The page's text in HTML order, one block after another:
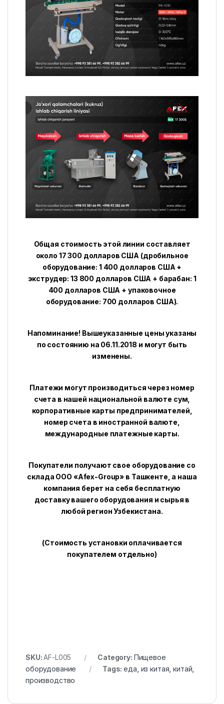
Общая стоимость этой линии составляет
около 17 300 долларов США (дробильное
оборудование: 1 400 долларов США +
экструдер: 13 800 долларов США + барабан: 1
400 долларов США + упаковочное
оборудование: 700 долларов США).
Напоминание! Вышеуказанные цены указаны
по состоянию на 06.11.2018 и могут быть
изменены.
Платежи могут производиться через номер
счета в нашей национальной валюте сум,
корпоративные карты предпринимателей,
номер счета в иностранной валюте,
международные платежные карты.
Покупатели получают свое оборудование со
склада ООО «Afex-Group» в Ташкенте, а наша
компания берет на себя бесплатную
доставку вашего оборудования и сырья в
любой регион Узбекистана.
(Стоимость установки оплачивается
покупателем отдельно)
SKU:AF-L005 Category: Пищевое
оборудование
Tags:еда из китая ,китай
производство